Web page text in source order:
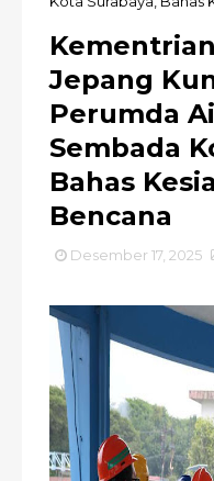
Jepang
Perumda
Sembada
Bahas
Bencana
Desember 17, 2025